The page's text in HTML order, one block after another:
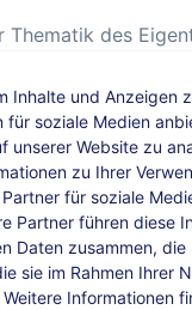
des
Inhalte und Anzeigen
für soziale Medien
unserer Website zu
zu Ihrer
für soziale
Partner führen diese
Daten zusammen, die
sie im Rahmen Ihrer
Informationen